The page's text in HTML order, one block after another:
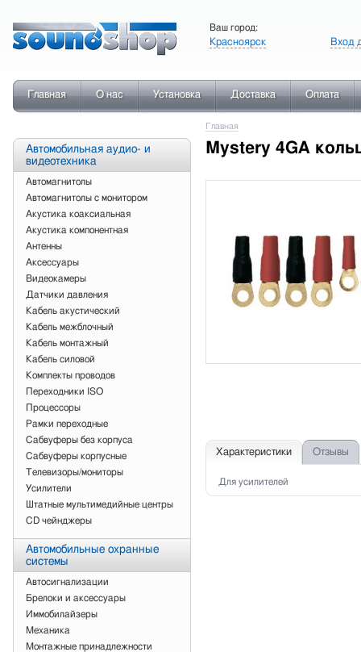
Ваш город:
Красноярск Вход
Главная О нас Установка Доставка Оплата
Автомобильная аудио- и
видеотехника
Автомагнитолы
Автомагнитолы с монитором
Акустика коаксиальная
Акустика компонентная
Антенны
Аксессуары
Видеокамеры
Датчики давления
Кабель акустический
Кабель межблочный
Кабель монтажный
Кабель силовой
Комплекты проводов
Переходники ISO
Процессоры
Рамки переходные
Сабвуферы без корпуса
Сабвуферы корпусные
Телевизоры/мониторы
Усилители
Штатные мультимедийные центры
CD чейнджеры
Автомобильные охранные
системы
Автосигнализации
Брелоки и аксессуары
Иммобилайзеры
Механика
Монтажные принадлежности
Главная
Mystery 4GA
Характеристики Отзывы
Для усилителей